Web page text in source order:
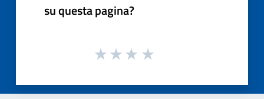
su questa pagina?